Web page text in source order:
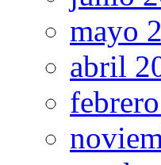
mayo
abril